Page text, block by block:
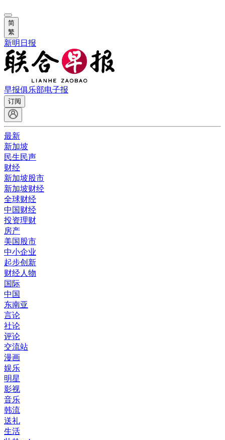
简
繁
新明日报
早报俱乐部电子报
订阅
最新
新加坡
民生民声
财经
新加坡股市
新加坡财经
全球财经
中国财经
投资理财
房产
美国股市
中小企业
起步创新
财经人物
国际
中国
东南亚
言论
社论
评论
交流站
漫画
娱乐
明星
影视
音乐
韩流
送礼
生活